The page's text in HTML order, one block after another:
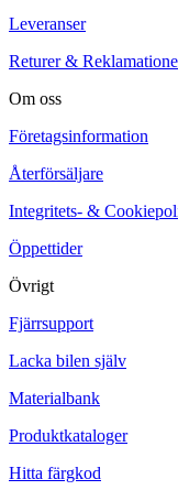
Leveranser
Returer &
Om oss
Företagsinformation
Återförsäljare
Integritets- &
Öppettider
Övrigt
Fjärrsupport
Lacka bilen själv
Materialbank
Produktkataloger
Hitta färgkod